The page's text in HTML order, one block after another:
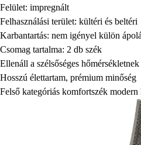
Felület: impregnált
Felhasználási terület: kültéri és beltéri
Karbantartás: nem igényel külön
Csomag tartalma: 2 db szék
Ellenáll a szélsőséges hőmérsékletnek
Hosszú élettartam, prémium minőség
Felső kategóriás komfortszék